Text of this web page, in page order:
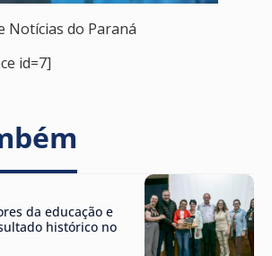
Notícias do Paraná
id=7]
da educação e
histórico no